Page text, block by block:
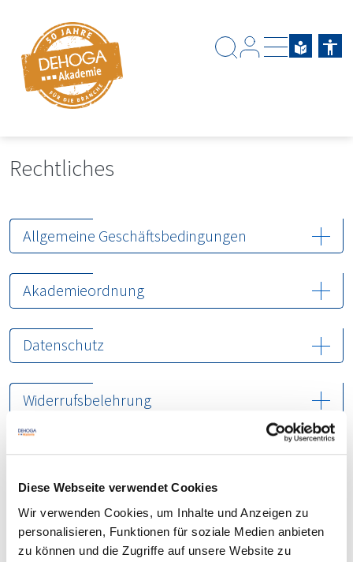
Diese Webseite verwendet Cookies
Wir verwenden Cookies, um Inhalte und Anzeigen zu
personalisieren, Funktionen für soziale Medien anbieten
zu können und die Zugriffe auf unsere Website zu
Rechtliches
Allgemeine Geschäftsbedingungen
Akademieordnung
Datenschutz
Widerrufsbelehrung
Checkbox*
Hiermit widerrufe(n) ich/wir die von mir/uns
Gutscheinkauf oder anderes bei der
DEHOGA
Akademie. Sind Sie Verbraucher (wenn Sie nicht